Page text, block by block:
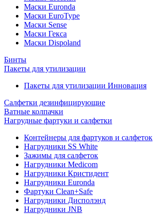
Маски Euronda
Маски EuroType
Маски Sense
Маски Гекса
Маски Dispoland
Бинты
Пакеты для утилизации
Пакеты для утилизации Инновация
Салфетки дезинфицирующие
Ватные колпачки
Нагрудные фартуки и салфетки
Контейнеры для фартуков и салфеток
Нагрудники SS White
Зажимы для салфеток
Нагрудники Medicom
Нагрудники Кристидент
Нагрудники Euronda
Фартуки Clean+Safe
Нагрудники Дисполэнд
Нагрудники JNB